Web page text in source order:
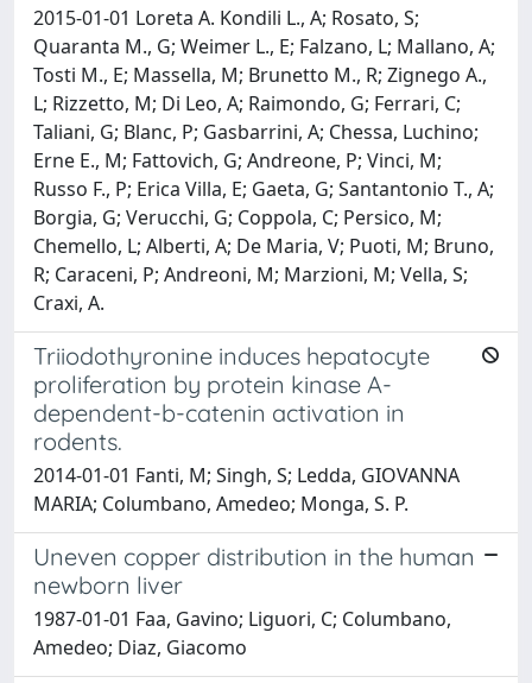
2015-01-01 Loreta A. Kondili L., A; Rosato, S;
Quaranta M., G; Weimer L., E; Falzano, L; Mallano, A;
Tosti M., E; Massella, M; Brunetto M., R; Zignego A.,
L; Rizzetto, M; Di Leo, A; Raimondo, G; Ferrari, C;
Taliani, G; Blanc, P; Gasbarrini, A; Chessa, Luchino;
Erne E., M; Fattovich, G; Andreone, P; Vinci, M;
Russo F., P; Erica Villa, E; Gaeta, G; Santantonio T., A;
Borgia, G; Verucchi, G; Coppola, C; Persico, M;
Chemello, L; Alberti, A; De Maria, V; Puoti, M; Bruno,
R; Caraceni, P; Andreoni, M; Marzioni, M; Vella, S;
Craxi, A.
Triiodothyronine induces hepatocyte
proliferation by protein kinase A-
dependent-b-catenin activation in
rodents.
2014-01-01 Fanti, M; Singh, S; Ledda, GIOVANNA
MARIA; Columbano, Amedeo; Monga, S. P.
Uneven copper distribution in the human
newborn liver
1987-01-01 Faa, Gavino; Liguori, C; Columbano,
Amedeo; Diaz, Giacomo